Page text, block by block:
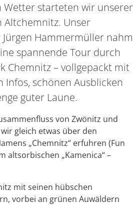
starteten wir
Altchemnitz. Unser
Hammermüller nahm
spannende Tour durch
Chemnitz – vollgepackt mit
Infos, schönen Ausblicken
guter Laune.
von Zwönitz und
gleich etwas über den
„Chemnitz“ erfuhren (Fun
altsorbischen „Kamenica“ –
mit seinen hübschen
vorbei an grünen Auwäldern